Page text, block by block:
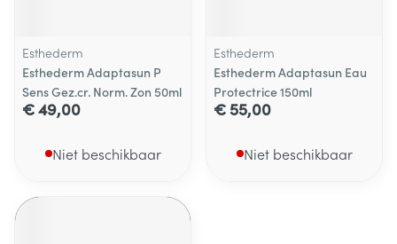
Esthederm
Esthederm Adaptasun P
Sens Gez.cr. Norm. Zon 50ml
€ 49,00
Niet beschikbaar
Esthederm
Esthederm Adaptasun Eau
Protectrice 150ml
€ 55,00
Niet beschikbaar